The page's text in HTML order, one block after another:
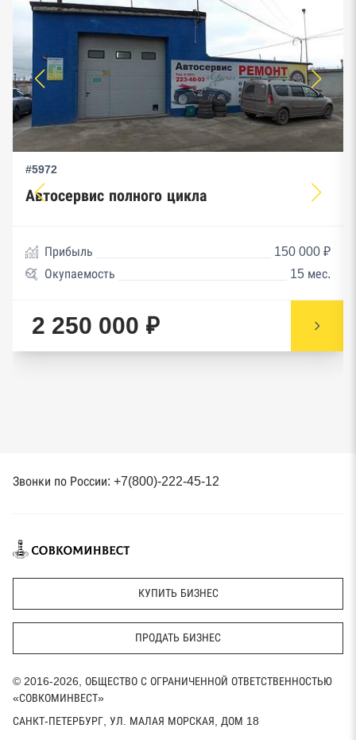
#5972
Автосервис полного цикла
Прибыль
150 000 ₽
Окупаемость
15 мес.
2 250 000 ₽
Звонки по России: +7(800)-222-45-12
КУПИТЬ БИЗНЕС
ПРОДАТЬ БИЗНЕС
© 2016-2026, ОБЩЕСТВО С ОГРАНИЧЕННОЙ ОТВЕТСТВЕННОСТЬЮ
«СОВКОМИНВЕСТ»
САНКТ-ПЕТЕРБУРГ, УЛ. МАЛАЯ МОРСКАЯ, ДОМ 18